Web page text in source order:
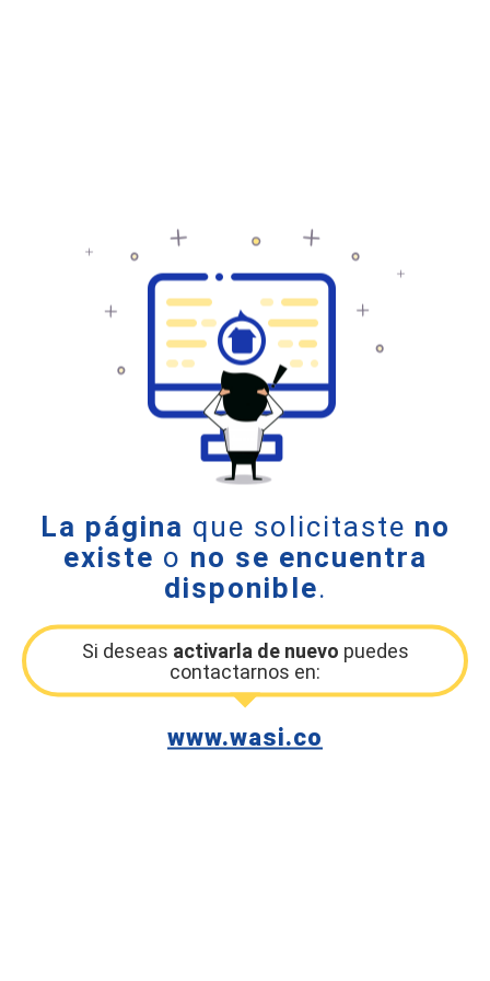
La página que solicitaste no
existe o no se encuentra
disponible.
Si deseas activarla de nuevo puedes
contactarnos en:
www.wasi.co